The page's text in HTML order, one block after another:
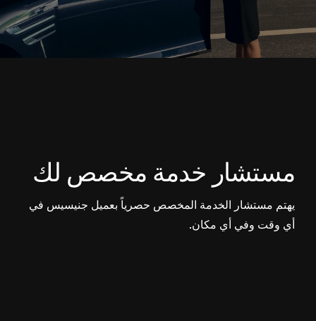
مستشار خدمة مخصص لك
يهتم مستشار الخدمة المخصص حصرياً بعميل جنيسيس في
أي وقت وفي أي مكان.